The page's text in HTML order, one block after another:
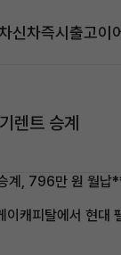
신차즉시출고이
렌트 승계
계, 796만 원 월납
이캐피탈에서 현